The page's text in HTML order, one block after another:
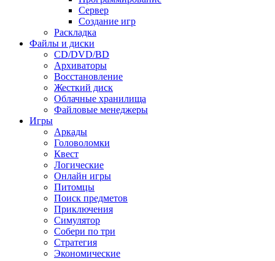
Сервер
Создание игр
Раскладка
Файлы и диски
CD/DVD/BD
Архиваторы
Восстановление
Жесткий диск
Облачные хранилища
Файловые менеджеры
Игры
Аркады
Головоломки
Квест
Логические
Онлайн игры
Питомцы
Поиск предметов
Приключения
Симулятор
Собери по три
Стратегия
Экономические